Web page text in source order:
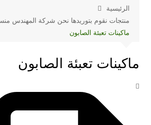
الرئيسية
منتجات نقوم بتوريدها نحن شركة المهندس
ماكينات تعبئة الصابون
ماكينات تعبئة الصابون